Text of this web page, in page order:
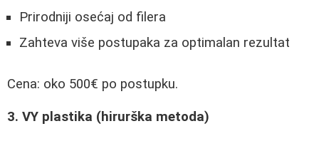
Prirodniji osećaj od filera
Zahteva više postupaka za optimalan rezultat
Cena: oko 500€ po postupku.
3. VY plastika (hirurška metoda)